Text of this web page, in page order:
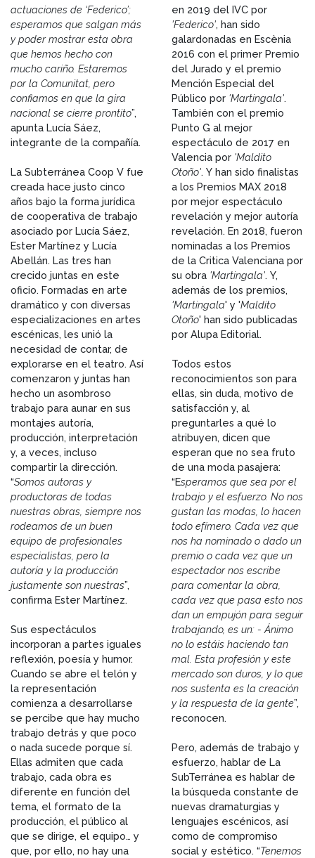
actuaciones de ‘Federico’;
esperamos que salgan más
y poder mostrar esta obra
que hemos hecho con
mucho cariño. Estaremos
por la Comunitat, pero
confiamos en que la gira
nacional se cierre prontito”,
apunta Lucía Sáez,
integrante de la compañía.
La Subterránea Coop V fue
creada hace justo cinco
años bajo la forma jurídica
de cooperativa de trabajo
asociado por Lucía Sáez,
Ester Martínez y Lucía
Abellán. Las tres han
crecido juntas en este
oficio. Formadas en arte
dramático y con diversas
especializaciones en artes
escénicas, les unió la
necesidad de contar, de
explorarse en el teatro. Así
comenzaron y juntas han
hecho un asombroso
trabajo para aunar en sus
montajes autoría,
producción, interpretación
y, a veces, incluso
compartir la dirección.
“Somos autoras y
productoras de todas
nuestras obras, siempre nos
rodeamos de un buen
equipo de profesionales
especialistas, pero la
autoría y la producción
justamente son nuestras”,
confirma Ester Martínez.
Sus espectáculos
incorporan a partes iguales
reflexión, poesía y humor.
Cuando se abre el telón y
la representación
comienza a desarrollarse
se percibe que hay mucho
trabajo detrás y que poco
o nada sucede porque sí.
Ellas admiten que cada
trabajo, cada obra es
diferente en función del
tema, el formato de la
producción, el público al
que se dirige, el equipo… y
que, por ello, no hay una
en 2019 del IVC por
'Federico', han sido
galardonadas en Escènia
2016 con el primer Premio
del Jurado y el premio
Mención Especial del
Público por 'Martingala'.
También con el premio
Punto G al mejor
espectáculo de 2017 en
Valencia por 'Maldito
Otoño'. Y han sido finalistas
a los Premios MAX 2018
por mejor espectáculo
revelación y mejor autoría
revelación. En 2018, fueron
nominadas a los Premios
de la Critica Valenciana por
su obra 'Martingala'. Y,
además de los premios,
'Martingala' y 'Maldito
Otoño' han sido publicadas
por Alupa Editorial.
Todos estos
reconocimientos son para
ellas, sin duda, motivo de
satisfacción y, al
preguntarles a qué lo
atribuyen, dicen que
esperan que no sea fruto
de una moda pasajera:
“Esperamos que sea por el
trabajo y el esfuerzo. No nos
gustan las modas, lo hacen
todo efímero. Cada vez que
nos ha nominado o dado un
premio o cada vez que un
espectador nos escribe
para comentar la obra,
cada vez que pasa esto nos
dan un empujón para seguir
trabajando, es un: - Ánimo
no lo estáis haciendo tan
mal. Esta profesión y este
mercado son duros, y lo que
nos sustenta es la creación
y la respuesta de la gente”,
reconocen.
Pero, además de trabajo y
esfuerzo, hablar de La
SubTerránea es hablar de
la búsqueda constante de
nuevas dramaturgias y
lenguajes escénicos, así
como de compromiso
social y estético. “Tenemos